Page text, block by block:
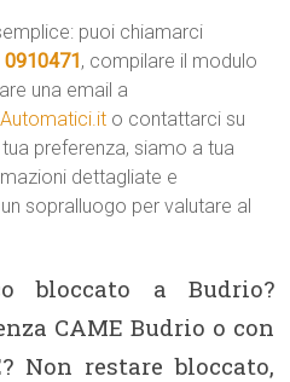
puoi chiamarci
0910471, compilare il modulo
una email a
o contattarci su
preferenza, siamo a tua
dettagliate e
sopralluogo per valutare al
bloccato a Budrio?
CAME Budrio o con
Non restare bloccato,